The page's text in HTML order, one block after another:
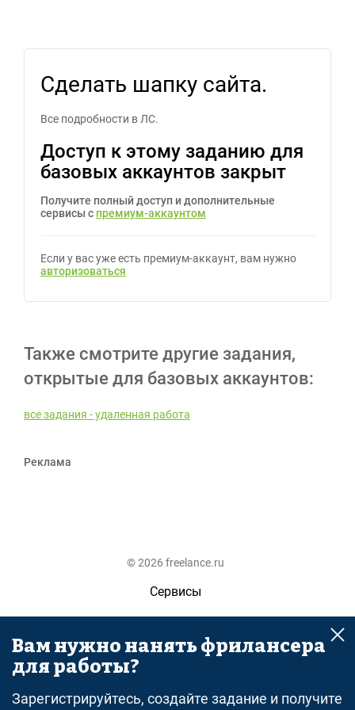
Сделать шапку сайта.
Все подробности в ЛС.
Доступ к этому заданию для
базовых аккаунтов закрыт
Получите полный доступ и дополнительные
сервисы с премиум-аккаунтом
Если у вас уже есть премиум-аккаунт, вам нужно
авторизоваться
Также смотрите другие задания,
открытые для базовых аккаунтов:
все задания - удаленная работа
Реклама
© 2026 freelance.ru
Сервисы
Помощь
Поиск
Вам нужно нанять фрилансера
для работы?
Зарегистрируйтесь, создайте задание и получите